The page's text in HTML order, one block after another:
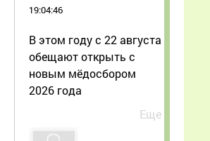
19:04:46
В этом году с 22 августа
обещают открыть с
новым мёдосбором
2026 года
Еще